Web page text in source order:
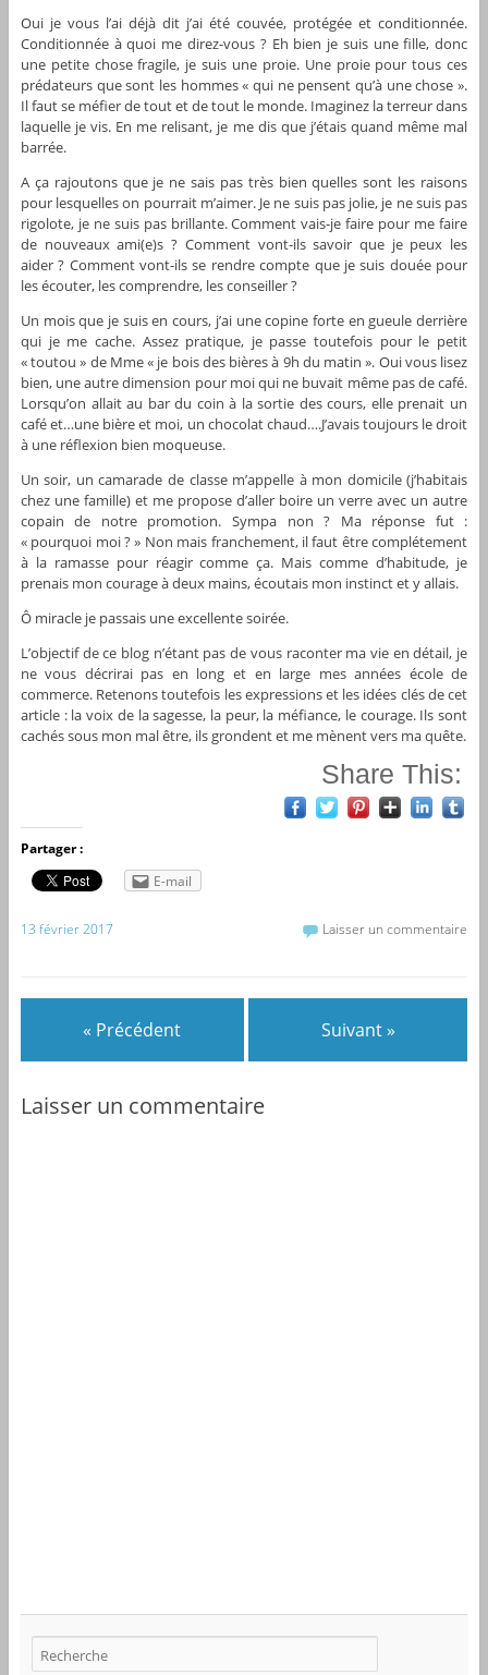
Oui je vous l’ai déjà dit j’ai été couvée, protégée et conditionnée.
Conditionnée à quoi me direz-vous ? Eh bien je suis une fille, donc
une petite chose fragile, je suis une proie. Une proie pour tous ces
prédateurs que sont les hommes « qui ne pensent qu’à une chose ».
Il faut se méfier de tout et de tout le monde. Imaginez la terreur dans
laquelle je vis. En me relisant, je me dis que j’étais quand même mal
barrée.
A ça rajoutons que je ne sais pas très bien quelles sont les raisons
pour lesquelles on pourrait m’aimer. Je ne suis pas jolie, je ne suis pas
rigolote, je ne suis pas brillante. Comment vais-je faire pour me faire
de nouveaux ami(e)s ? Comment vont-ils savoir que je peux les
aider ? Comment vont-ils se rendre compte que je suis douée pour
les écouter, les comprendre, les conseiller ?
Un mois que je suis en cours, j’ai une copine forte en gueule derrière
qui je me cache. Assez pratique, je passe toutefois pour le petit
« toutou » de Mme « je bois des bières à 9h du matin ». Oui vous lisez
bien, une autre dimension pour moi qui ne buvait même pas de café.
Lorsqu’on allait au bar du coin à la sortie des cours, elle prenait un
café et…une bière et moi, un chocolat chaud….J’avais toujours le droit
à une réflexion bien moqueuse.
Un soir, un camarade de classe m’appelle à mon domicile (j’habitais
chez une famille) et me propose d’aller boire un verre avec un autre
copain de notre promotion. Sympa non ? Ma réponse fut :
« pourquoi moi ? » Non mais franchement, il faut être complétement
à la ramasse pour réagir comme ça. Mais comme d’habitude, je
prenais mon courage à deux mains, écoutais mon instinct et y allais.
Ô miracle je passais une excellente soirée.
L’objectif de ce blog n’étant pas de vous raconter ma vie en détail, je
ne vous décrirai pas en long et en large mes années école de
commerce. Retenons toutefois les expressions et les idées clés de cet
article : la voix de la sagesse, la peur, la méfiance, le courage. Ils sont
cachés sous mon mal être, ils grondent et me mènent vers ma quête.
Share This:
Partager :
E-mail
13 février 2017 Laisser un commentaire
« Précédent Suivant »
Laisser un commentaire